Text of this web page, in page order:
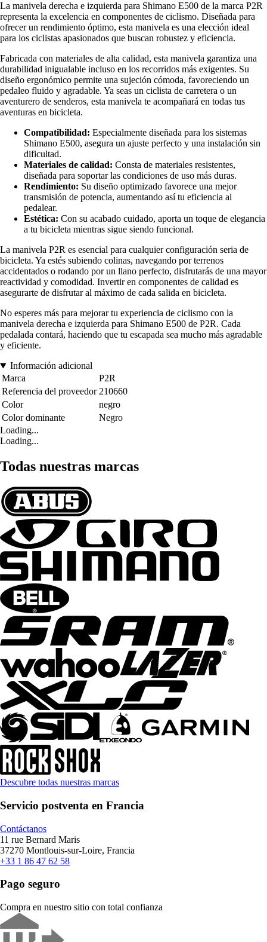
La manivela derecha e izquierda para Shimano E500 de la marca P2R
representa la excelencia en componentes de ciclismo. Diseñada para
ofrecer un rendimiento óptimo, esta manivela es una elección ideal
para los ciclistas apasionados que buscan robustez y eficiencia.
Fabricada con materiales de alta calidad, esta manivela garantiza una
durabilidad inigualable incluso en los recorridos más exigentes. Su
diseño ergonómico permite una sujeción cómoda, favoreciendo un
pedaleo fluido y agradable. Ya seas un ciclista de carretera o un
aventurero de senderos, esta manivela te acompañará en todas tus
aventuras en bicicleta.
Compatibilidad: Especialmente diseñada para los sistemas
Shimano E500, asegura un ajuste perfecto y una instalación sin
dificultad.
Materiales de calidad: Consta de materiales resistentes,
diseñada para soportar las condiciones de uso más duras.
Rendimiento: Su diseño optimizado favorece una mejor
transmisión de potencia, aumentando así tu eficiencia al
pedalear.
Estética: Con su acabado cuidado, aporta un toque de elegancia
a tu bicicleta mientras sigue siendo funcional.
La manivela P2R es esencial para cualquier configuración seria de
bicicleta. Ya estés subiendo colinas, navegando por terrenos
accidentados o rodando por un llano perfecto, disfrutarás de una mayor
reactividad y comodidad. Invertir en componentes de calidad es
asegurarte de disfrutar al máximo de cada salida en bicicleta.
No esperes más para mejorar tu experiencia de ciclismo con la
manivela derecha e izquierda para Shimano E500 de P2R. Cada
pedalada contará, haciendo que tu escapada sea mucho más agradable
y eficiente.
Información adicional
Marca
P2R
Referencia del proveedor 210660
Color
negro
Color dominante
Negro
Loading...
Loading...
Todas nuestras marcas
Descubre todas nuestras marcas
Servicio postventa en Francia
Contáctanos
11 rue Bernard Maris
37270 Montlouis-sur-Loire, Francia
+33 1 86 47 62 58
Pago seguro
Compra en nuestro sitio con total confianza